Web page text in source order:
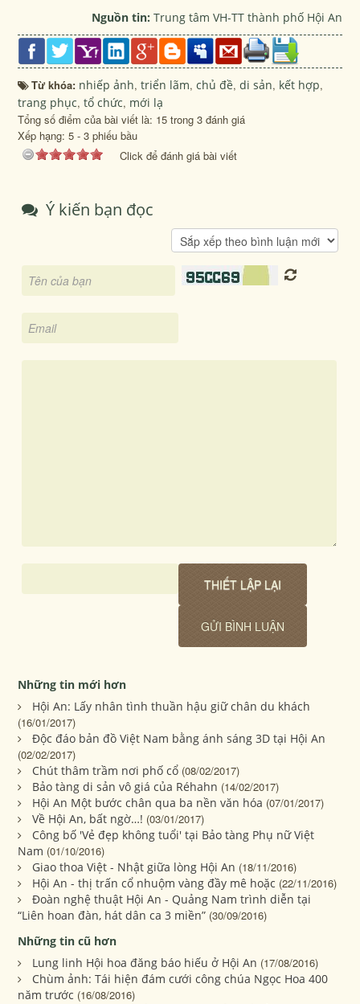
Nguồn tin: Trung tâm VH-TT thành phố Hội An
Từ khóa: nhiếp ảnh,triển lãm,chủ đề,di sản, kết hợp,
trang phục,tổ chức, mới lạ
Tổng số điểm của bài viết là: 15 trong 3 đánh giá
Xếp hạng:5 -3 phiếu bầu
Click để đánh giá bài viết
Ý kiến bạn đọc
Những tin mới hơn
Hội An: Lấy nhân tình thuần hậu giữ chân du khách
(16/01/2017)
Độc đáo bản đồ Việt Nam bằng ánh sáng 3D tại Hội An
(02/02/2017)
Chút thâm trầm nơi phố cổ (08/02/2017)
Bảo tàng di sản vô giá của Réhahn (14/02/2017)
Hội An Một bước chân qua ba nền văn hóa (07/01/2017)
Về Hội An, bất ngờ…! (03/01/2017)
Công bố 'Vẻ đẹp không tuổi' tại Bảo tàng Phụ nữ Việt
Nam (01/10/2016)
Giao thoa Việt - Nhật giữa lòng Hội An (18/11/2016)
Hội An - thị trấn cổ nhuộm vàng đầy mê hoặc (22/11/2016)
Đoàn nghệ thuật Hội An - Quảng Nam trình diễn tại
“Liên hoan đàn, hát dân ca 3 miền” (30/09/2016)
Những tin cũ hơn
Lung linh Hội hoa đăng báo hiếu ở Hội An (17/08/2016)
Chùm ảnh: Tái hiện đám cưới công chúa Ngọc Hoa 400
năm trước (16/08/2016)